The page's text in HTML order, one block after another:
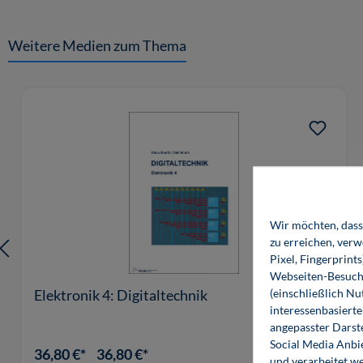
Weitere Medien zum Thema
Elektronik 4: Digitaltechnik
36,80 €* 36,80 €*
Wir möchten,
zu erreichen,
Pixel,
Webseiten-
(einschließlich
angepasster
Social Media